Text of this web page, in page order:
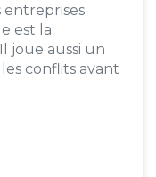
entreprises
est la
joue aussi un
conflits avant